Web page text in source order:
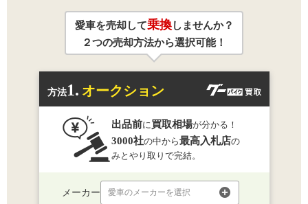
愛車を売却して乗換しませんか？
２つの売却方法から選択可能！
方法1. オークション
出品前に買取相場が分かる！
3000社の中から最高入札店の
みとやり取りで完結。
メーカー 愛車のメーカーを選択